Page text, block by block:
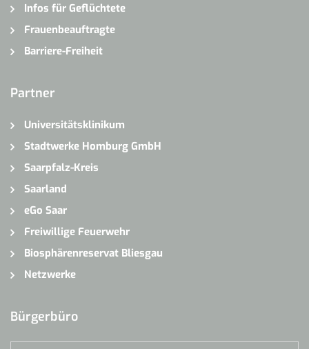
Infos für Geflüchtete
Frauenbeauftragte
Barriere-Freiheit
Partner
Universitätsklinikum
Stadtwerke Homburg GmbH
Saarpfalz-Kreis
Saarland
eGo Saar
Freiwillige Feuerwehr
Biosphärenreservat Bliesgau
Netzwerke
Bürgerbüro